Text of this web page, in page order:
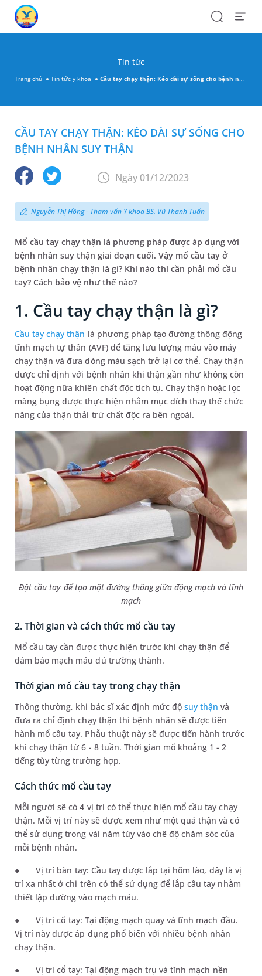
SearchOpen
Tin tức
Trang chủ Tin tức y khoa Cầu tay chạy thận: Kéo dài sự sống cho bệnh nhân suy thận
CẦU TAY CHẠY THẬN: KÉO DÀI SỰ SỐNG CHO
BỆNH NHÂN SUY THẬN
Ngày 01/12/2023
Nguyễn Thị Hồng - Tham vấn Y khoa BS. Vũ Thanh Tuấn
Mổ cầu tay chạy thận là phương pháp được áp dụng với
bệnh nhân suy thận giai đoạn cuối. Vậy mổ cầu tay ở
bệnh nhân chạy thận là gì? Khi nào thì cần phải mổ cầu
tay? Cách bảo vệ như thế nào?
1. Cầu tay chạy thận là gì?
Cầu tay chạy thận là phương pháp tạo đường thông động
tĩnh mạch tự thân (AVF) để tăng lưu lượng máu vào máy
chạy thận và đưa dòng máu sạch trở lại cơ thể. Chạy thận
được chỉ định với bệnh nhân khi thận gần như không còn
hoạt động nữa khiến chất độc tích tụ. Chạy thận hoặc lọc
màng bụng được thực hiện nhằm mục đích thay thế chức
năng của thận thải trừ chất độc ra bên ngoài.
Đặt cầu tay để tạo một đường thông giữa động mạch và tĩnh
mạch
2. Thời gian và cách thức mổ cầu tay
Mổ cầu tay cần được thực hiện trước khi chạy thận để
đảm bảo mạch máu đủ trường thành.
Thời gian mổ cầu tay trong chạy thận
Thông thường, khi bác sĩ xác định mức độsuy thận và
đưa ra chỉ định chạy thận thì bệnh nhân sẽ được tiến
hành mổ cầu tay. Phẫu thuật này sẽ được tiến hành trước
khi chạy thận từ 6 - 8 tuần. Thời gian mổ khoảng 1 - 2
tiếng tùy từng trường hợp.
Cách thức mổ cầu tay
Mỗi người sẽ có 4 vị trí có thể thực hiện mổ cầu tay chạy
thận. Mỗi vị trí này sẽ được xem như một quả thận và có
thể sử dụng trong vài năm tùy vào chế độ chăm sóc của
mỗi bệnh nhân.
●
Vị trí bàn tay: Cầu tay được lắp tại hõm lào, đây là vị
trí xa nhất ở chi trên có thể sử dụng để lắp cầu tay nhằm
thiết lập đường vào mạch máu.
●
Vị trí cổ tay: Tại động mạch quay và tĩnh mạch đầu.
Vị trí này được áp dụng phổ biến với nhiều bệnh nhân
chạy thận.
●
Vị trí cổ tay: Tại động mạch trụ và tĩnh mạch nền